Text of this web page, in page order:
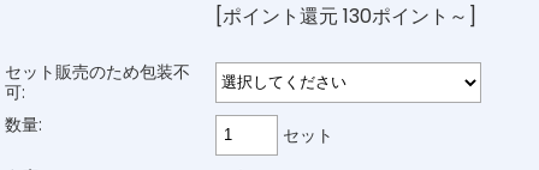
[ポイント還元 130ポイント～]
セット販売のため包装不
可:
数量:
セット